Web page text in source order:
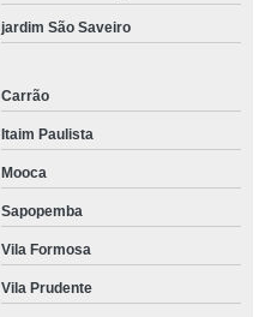
jardim São Saveiro
Carrão
Itaim Paulista
Mooca
Sapopemba
Vila Formosa
Vila Prudente